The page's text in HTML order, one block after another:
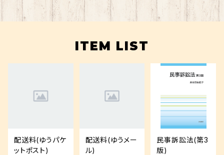
ITEM LIST
配送料(ゆうパケ
ットポスト)
配送料(ゆうメー
ル)
民事訴訟法(第3
版)